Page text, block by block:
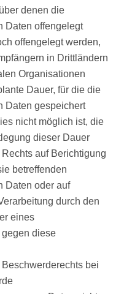
denen die
Daten offengelegt
offengelegt werden,
in Drittländern
Organisationen
Dauer, für die die
Daten gespeichert
nicht möglich ist, die
dieser Dauer
auf Berichtigung
betreffenden
Daten oder auf
durch den
eines
diese
bei